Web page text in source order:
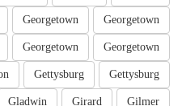
Georgetown
Georgetown
Georgetown
Georgetown
Gettysburg
Gettysburg
Gilmer
Girard
Gladwin